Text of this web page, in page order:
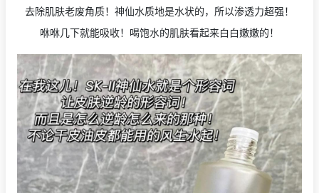
去除肌肤老废角质！神仙水质地是水状的，所以渗透力超强！
咻咻几下就能吸收！喝饱水的肌肤看起来白白嫩嫩的！